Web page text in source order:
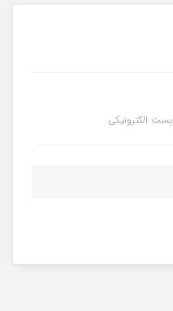
پست الکترونیکی